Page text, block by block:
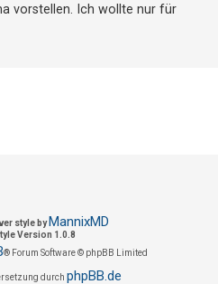
vorstellen. Ich wollte nur für
style byMannixMD
Version 1.0.8
® Forum Software © phpBB Limited
durch phpBB.de